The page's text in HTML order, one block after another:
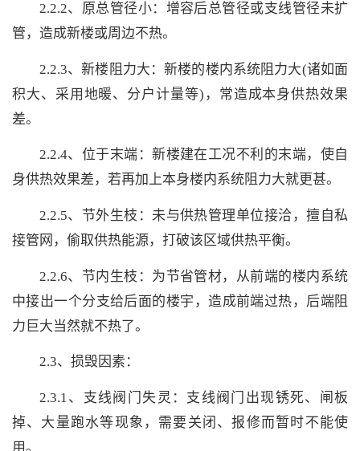
2.2.2、原总管径小：增容后总管径或支线管径未扩
管，造成新楼或周边不热。
2.2.3、新楼阻力大：新楼的楼内系统阻力大(诸如面
积大、采用地暖、分户计量等)，常造成本身供热效果
差。
2.2.4、位于末端：新楼建在工况不利的末端，使自
身供热效果差，若再加上本身楼内系统阻力大就更甚。
2.2.5、节外生枝：未与供热管理单位接洽，擅自私
接管网，偷取供热能源，打破该区域供热平衡。
2.2.6、节内生枝：为节省管材，从前端的楼内系统
中接出一个分支给后面的楼宇，造成前端过热，后端阻
力巨大当然就不热了。
2.3、损毁因素：
2.3.1、支线阀门失灵：支线阀门出现锈死、闸板
掉、大量跑水等现象，需要关闭、报修而暂时不能使
用。